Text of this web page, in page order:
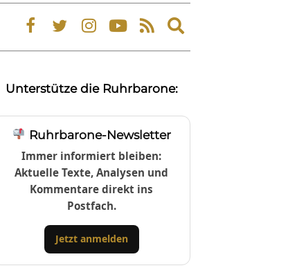
Expand
search
Unterstütze die Ruhrbarone:
Ruhrbarone-Newsletter
Immer informiert bleiben:
Aktuelle Texte, Analysen und
Kommentare direkt ins
Postfach.
Jetzt anmelden